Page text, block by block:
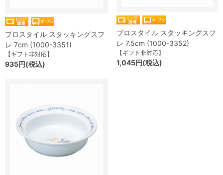
プロスタイル スタッキングスフ
レ 7cm (1000-3351)
【ギフト非対応】
935円(税込)
プロスタイル スタッキングスフ
レ 7.5cm (1000-3352)
【ギフト非対応】
1,045円(税込)